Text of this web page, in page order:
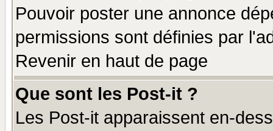
Pouvoir poster une annonce
permissions sont définies par
Revenir en haut de page
Que sont les Post-it ?
Les Post-it apparaissent en-